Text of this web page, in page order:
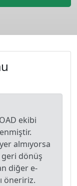
ekibi
almıyorsa
dönüş
diğer e-
öneririz.